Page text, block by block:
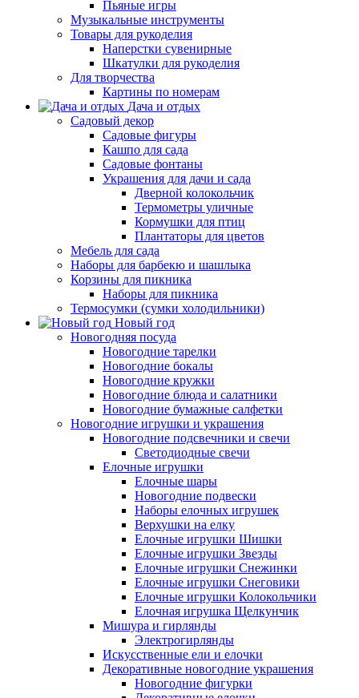
Пьяные игры
Музыкальные инструменты
Товары для рукоделия
Наперстки сувенирные
Шкатулки для рукоделия
Для творчества
Картины по номерам
Дача и отдых
Садовый декор
Садовые фигуры
Кашпо для сада
Садовые фонтаны
Украшения для дачи и сада
Дверной колокольчик
Термометры уличные
Кормушки для птиц
Плантаторы для цветов
Мебель для сада
Наборы для барбекю и шашлыка
Корзины для пикника
Наборы для пикника
Термосумки (сумки холодильники)
Новый год
Новогодняя посуда
Новогодние тарелки
Новогодние бокалы
Новогодние кружки
Новогодние блюда и салатники
Новогодние бумажные салфетки
Новогодние игрушки и украшения
Новогодние подсвечники и свечи
Светодиодные свечи
Елочные игрушки
Елочные шары
Новогодние подвески
Наборы елочных игрушек
Верхушки на елку
Елочные игрушки Шишки
Елочные игрушки Звезды
Елочные игрушки Снежинки
Елочные игрушки Снеговики
Елочные игрушки Колокольчики
Елочная игрушка Щелкунчик
Мишура и гирлянды
Электрогирлянды
Искусственные ели и елочки
Декоративные новогодние украшения
Новогодние фигурки